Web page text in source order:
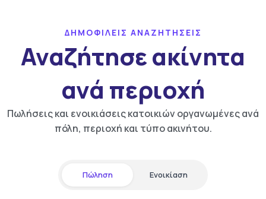
ΔΗΜΟΦΙΛΕΙΣ ΑΝΑΖΗΤΗΣΕΙΣ
Αναζήτησε ακίνητα
ανά περιοχή
Πωλήσεις και ενοικιάσεις κατοικιών οργανωμένες ανά
πόλη, περιοχή και τύπο ακινήτου.
Πώληση Ενοικίαση